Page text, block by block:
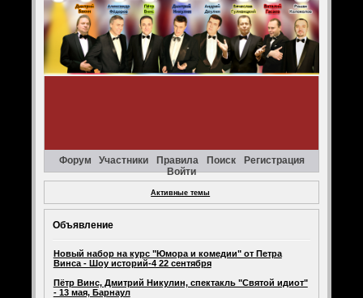
Форум Участники Правила Поиск
Регистрация
Войти
Активные темы
Объявление
Новый набор на курс "Юмора и комедии" от Петра
Винса - Шоу историй-4 22 сентября
Пётр Винс, Дмитрий Никулин, спектакль "Святой идиот"
- 13 мая, Барнаул